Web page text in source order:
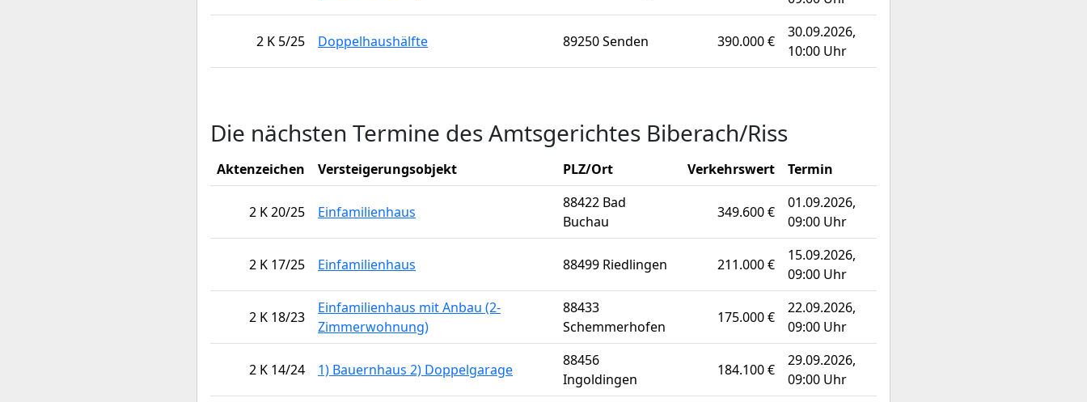
2 K 5/25 Doppelhaushälfte 89250 Senden 390.000 €
30.09.2026,
10:00 Uhr
Die nächsten Termine des Amtsgerichtes Biberach/Riss
Aktenzeichen Versteigerungsobjekt PLZ/Ort Verkehrswert Termin
2 K 20/25 Einfamilienhaus
88422 Bad
Buchau
349.600 €
01.09.2026,
09:00 Uhr
2 K 17/25 Einfamilienhaus 88499 Riedlingen 211.000 €
15.09.2026,
09:00 Uhr
2 K 18/23
Einfamilienhaus mit Anbau (2-
Zimmerwohnung)
88433
Schemmerhofen
175.000 €
22.09.2026,
09:00 Uhr
2 K 14/24 1) Bauernhaus 2) Doppelgarage
88456
Ingoldingen
184.100 €
29.09.2026,
09:00 Uhr